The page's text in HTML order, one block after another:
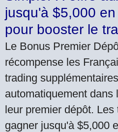
jusqu'à $5,000
pour booster le
Le Bonus Premier
récompense les
trading
automatiquement dans
leur premier dépôt.
gagner jusqu'à $5,000